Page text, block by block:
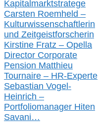
Kapitalmarktstratege
Carsten Roemheld –
Kulturwissenschaftlerin
und Zeitgeistforscherin
Kirstine Fratz – Opella
Director Corporate
Pension Matthieu
Tournaire – HR-Experte
Sebastian Vogel-
Heinrich –
Portfoliomanager Hiten
Savani…